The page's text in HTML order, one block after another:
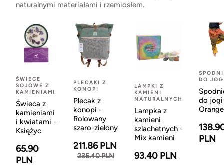
naturalnymi materiałami i rzemiosłem.
ŚWIECE
SOJOWE Z
KAMIENIAMI
Świeca z
kamieniami
i kwiatami -
Księżyc
65.90
PLN
PLECAKI Z
KONOPI
Plecak z
konopi -
Rolowany
szaro-zielony
211.86 PLN
235.40 PLN
LAMPKI Z
KAMIENI
NATURALNYCH
Lampka z
kamieni
szlachetnych -
Mix kamieni
93.40 PLN
DO
do
Orange
PLN